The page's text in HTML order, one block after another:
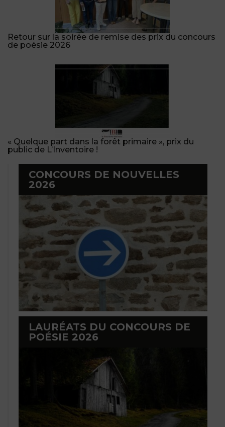
Retour sur la soirée de remise des prix du concours
de poésie 2026
« Quelque part dans la forêt primaire », prix du
public de L’Inventoire !
CONCOURS DE NOUVELLES
2026
LAURÉATS DU CONCOURS DE
POÉSIE 2026